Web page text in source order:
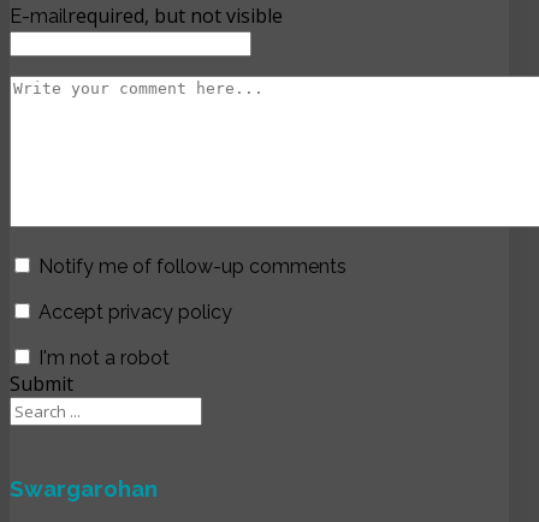
E-mailrequired, but not visible
Notify me of follow-up comments
Accept privacy policy
I'm not a robot
Submit
Swargarohan